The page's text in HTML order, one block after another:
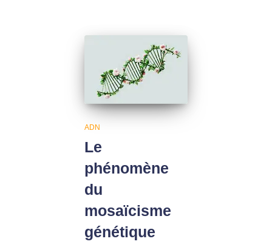
ADN
Le
phénomène
du
mosaïcisme
génétique